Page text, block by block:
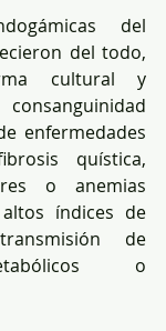
del
del todo,
cultural y
enfermedades
quística,
o anemias
índices de
de
o